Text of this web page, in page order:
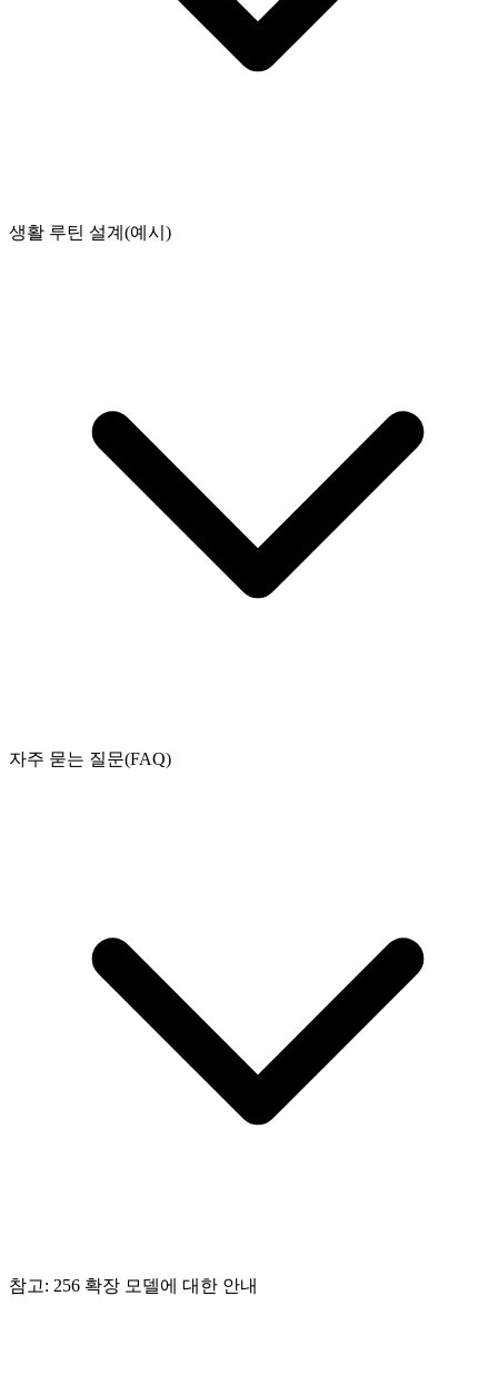
생활 루틴 설계(예시)
자주 묻는 질문(FAQ)
참고: 256 확장 모델에 대한 안내